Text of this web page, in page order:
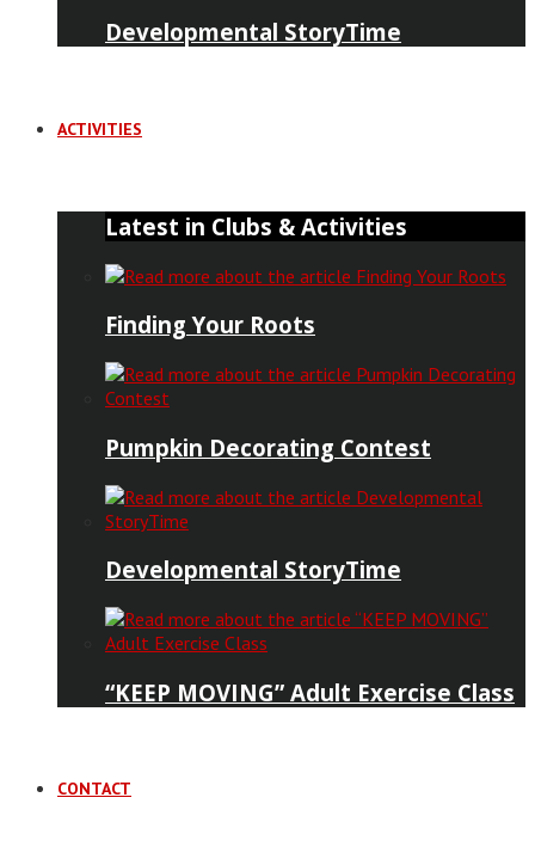
Developmental StoryTime
ACTIVITIES
Latest in Clubs & Activities
Finding Your Roots
Pumpkin Decorating Contest
Developmental StoryTime
“KEEP MOVING” Adult Exercise Class
CONTACT